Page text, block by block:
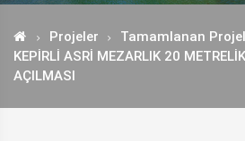
Projeler
Tamamlanan
KEPİRLİ ASRİ MEZARLIK 20
AÇILMASI